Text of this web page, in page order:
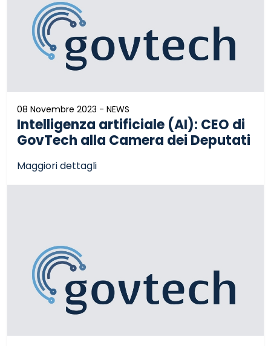
08 Novembre 2023 - NEWS
Intelligenza artificiale (AI): CEO di
GovTech alla Camera dei Deputati
Maggiori dettagli